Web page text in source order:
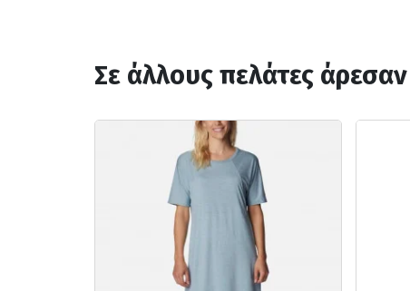
Σε άλλους πελάτες άρεσαν